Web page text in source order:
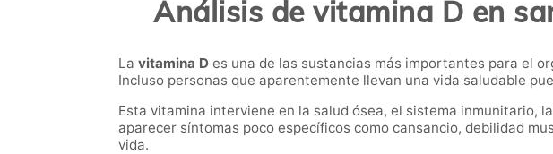
Análisis de vitamina D en
La vitamina D es una de las sustancias más importantes para el
Incluso personas que aparentemente llevan una vida saludable
Esta vitamina interviene en la salud ósea, el sistema inmunitario,
aparecer síntomas poco específicos como cansancio, debilidad
vida.